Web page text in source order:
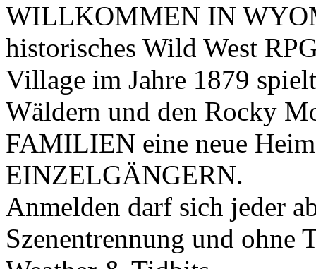
WILLKOMMEN IN
historisches Wild West
Village im Jahre 1879
Wäldern und den Rocky
FAMILIEN eine neue
EINZELGÄNGERN.
Anmelden darf sich jeder
Szenentrennung und ohne